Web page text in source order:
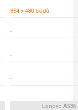
854 x 480 bodů
-
-
-
Lenovo A536